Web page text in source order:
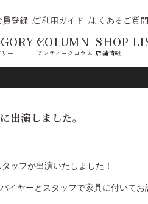
員登録 ご利用ガイド よくあるご質問
ー
COLUMN
アンティークコラム
SHOP
店舗情報
出演しました。
ッフが出演いたしました！
イヤーとスタッフで家具に付いて